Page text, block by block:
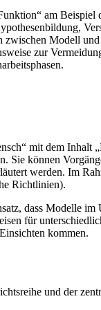
am Beispiel
zwischen Modell
zur
mit dem Inhalt
Sie können
werden. Im
Richtlinien).
dass Modelle
für
kommen.
und der